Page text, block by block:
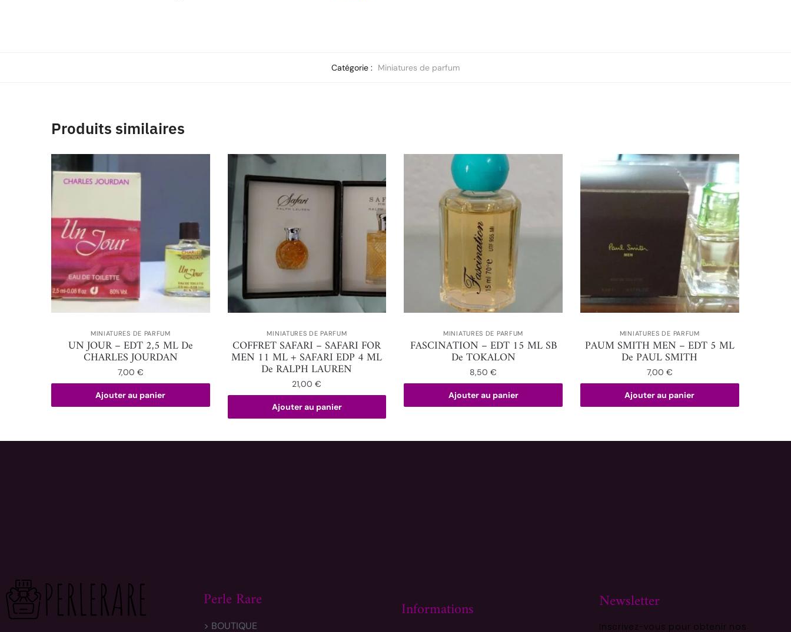
Catégorie : Miniatures de parfum
Produits similaires
MINIATURES DE PARFUM
UN JOUR – EDT 2,5 ML De
CHARLES JOURDAN
7,00 €
Ajouter au panier
MINIATURES DE PARFUM
COFFRET SAFARI – SAFARI FOR
MEN 11 ML + SAFARI EDP 4 ML
De RALPH LAUREN
21,00€
Ajouter au panier
MINIATURES DE PARFUM
FASCINATION – EDT 15 ML SB
De TOKALON
8,50€
Ajouter au panier
MINIATURES DE PARFUM
PAUM SMITH MEN – EDT 5 ML
De PAUL SMITH
7,00 €
Ajouter au panier
Perle Rare
> BOUTIQUE
Informations Newsletter
Inscrivez-vous pour obtenir nos